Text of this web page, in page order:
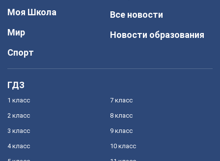
Моя Школа
Мир
Спорт
Все новости
Новости образования
ГДЗ
1 класс
2 класс
3 класс
4 класс
7 класс
8 класс
9 класс
10 класс